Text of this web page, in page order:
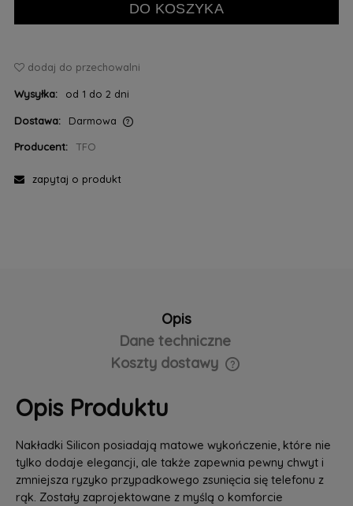
DO KOSZYKA
dodaj do przechowalni
Wysyłka: od 1 do 2 dni
Dostawa:
Darmowa
Producent:
TFO
zapytaj o produkt
Opis
Dane techniczne
Koszty dostawy
Cena nie zawiera ewentualnych kosztów płatności
Opis Produktu
Nakładki Silicon posiadają matowe wykończenie, które nie
tylko dodaje elegancji, ale także zapewnia pewny chwyt i
zmniejsza ryzyko przypadkowego zsunięcia się telefonu z
rąk. Zostały zaprojektowane z myślą o komforcie